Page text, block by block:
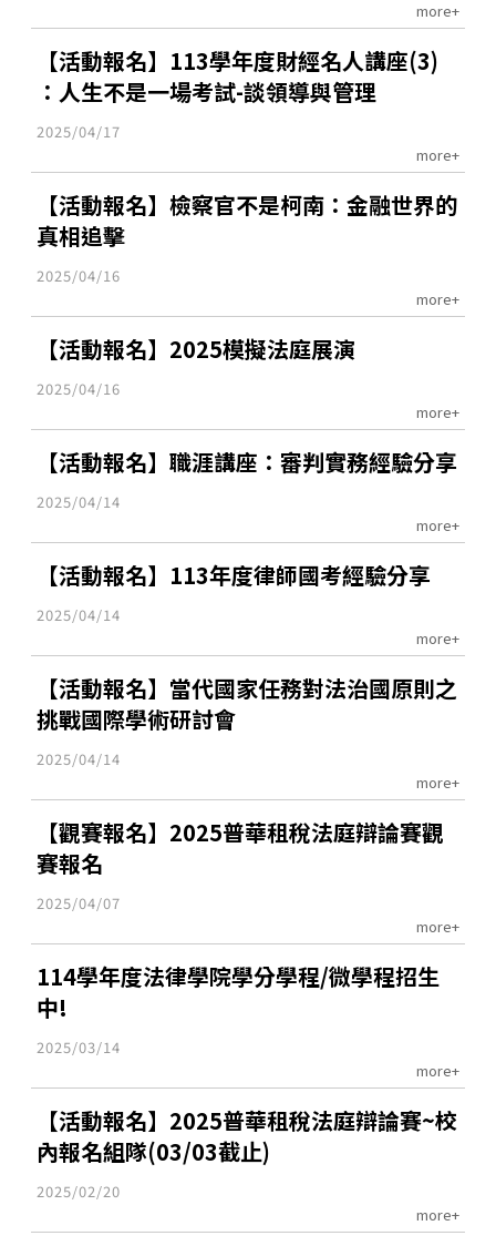
more+
【活動報名】113學年度財經名人講座(3)
：人生不是一場考試-談領導與管理
2025/04/17
more+
【活動報名】檢察官不是柯南：金融世界的
真相追擊
2025/04/16
more+
【活動報名】2025模擬法庭展演
2025/04/16
more+
【活動報名】職涯講座：審判實務經驗分享
2025/04/14
more+
【活動報名】113年度律師國考經驗分享
2025/04/14
more+
【活動報名】當代國家任務對法治國原則之
挑戰國際學術研討會
2025/04/14
more+
【觀賽報名】2025普華租稅法庭辯論賽觀
賽報名
2025/04/07
more+
114學年度法律學院學分學程/微學程招生
中!
2025/03/14
more+
【活動報名】2025普華租稅法庭辯論賽~校
內報名組隊(03/03截止)
2025/02/20
more+